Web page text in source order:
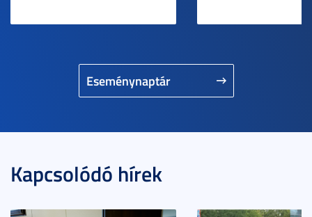
Eseménynaptár
Kapcsolódó hírek